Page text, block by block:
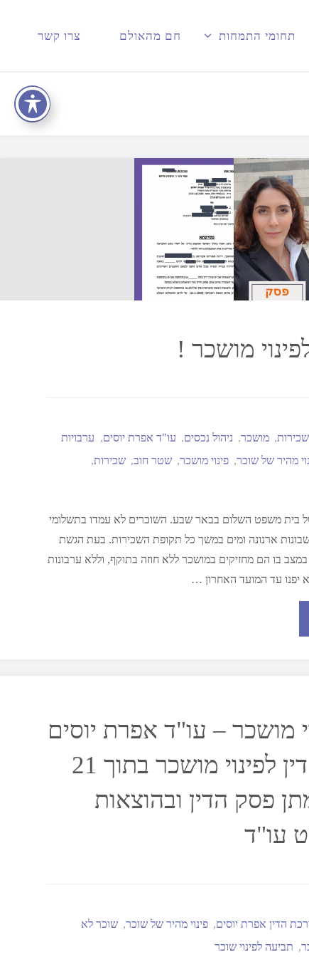
תחומי התמחות חם מהאולם צרו קשר
מושכר !
, מושכר, ניהול נכסים, עו"ד אפרת יוסים, ערבויות
מהיר של שוכר, פינוי מושכר, שטר חוב, שכירות,
של בית משפט השלום בבאר שבע. השוכרים לא עמדו בתשלומי
ארנונה ומים במשך כל תקופת השכירות. בעת הגשת
בו הם מחזיקים במושכר ללא חוזה בתוקף, וללא ערבונות
יפנו עד המועד האחרון …
מושכר – עו"ד אפרת יוסים
זכתה בפסק דין לפינוי מושכר בתוך 21
פסק הדין ובהוצאות
עו"ד
הדין אפרת יוסים, פינוי מהיר של שוכר, שוכר לא
, תביעה לפינוי שוכר